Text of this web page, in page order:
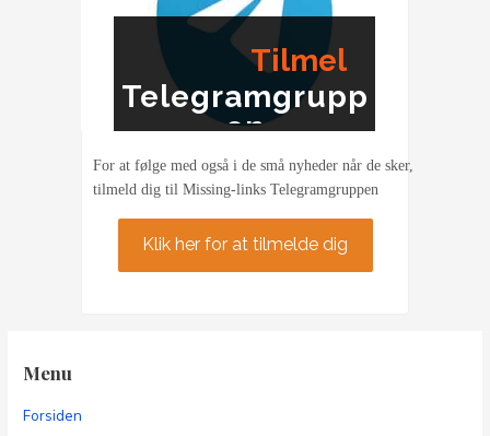
Tilmel
ding
Telegramgrupp
en
For at følge med også i de små nyheder når de sker,
tilmeld dig til Missing-links Telegramgruppen
Klik her for at tilmelde dig
Menu
Forsiden